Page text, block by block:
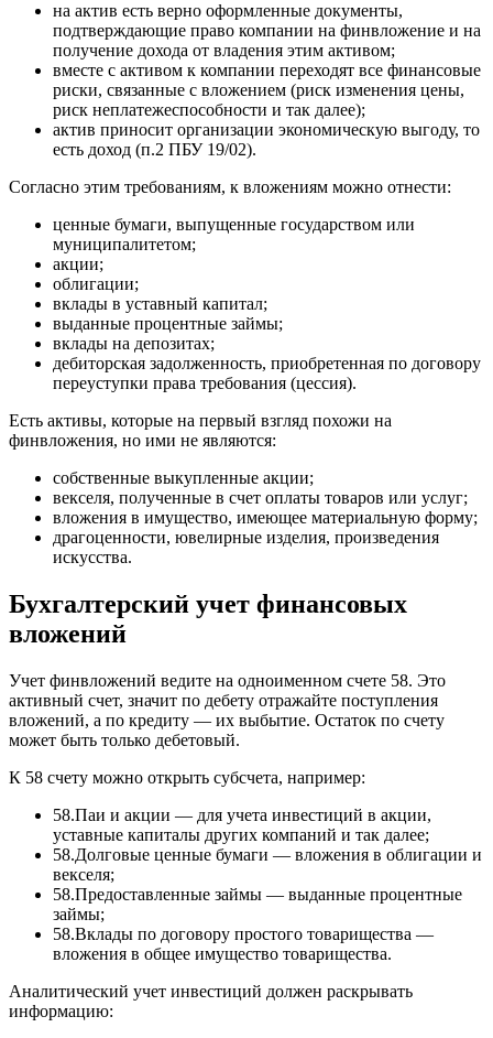
на актив есть верно оформленные документы,
подтверждающие право компании на финвложение и на
получение дохода от владения этим активом;
вместе с активом к компании переходят все финансовые
риски, связанные с вложением (риск изменения цены,
риск неплатежеспособности и так далее);
актив приносит организации экономическую выгоду, то
есть доход (п.2 ПБУ 19/02).
Согласно этим требованиям, к вложениям можно отнести:
ценные бумаги, выпущенные государством или
муниципалитетом;
акции;
облигации;
вклады в уставный капитал;
выданные процентные займы;
вклады на депозитах;
дебиторская задолженность, приобретенная по договору
переуступки права требования (цессия).
Есть активы, которые на первый взгляд похожи на
финвложения, но ими не являются:
собственные выкупленные акции;
векселя, полученные в счет оплаты товаров или услуг;
вложения в имущество, имеющее материальную форму;
драгоценности, ювелирные изделия, произведения
искусства.
Бухгалтерский учет финансовых
вложений
Учет финвложений ведите на одноименном счете 58. Это
активный счет, значит по дебету отражайте поступления
вложений, а по кредиту — их выбытие. Остаток по счету
может быть только дебетовый.
К 58 счету можно открыть субсчета, например:
58.Паи и акции — для учета инвестиций в акции,
уставные капиталы других компаний и так далее;
58.Долговые ценные бумаги — вложения в облигации и
векселя;
58.Предоставленные займы — выданные процентные
займы;
58.Вклады по договору простого товарищества —
вложения в общее имущество товарищества.
Аналитический учет инвестиций должен раскрывать
информацию: